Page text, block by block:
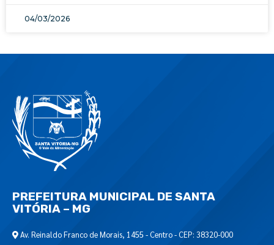
04/03/2026
PREFEITURA MUNICIPAL DE SANTA
VITÓRIA – MG
Av. Reinaldo Franco de Morais, 1455 - Centro - CEP: 38320-000